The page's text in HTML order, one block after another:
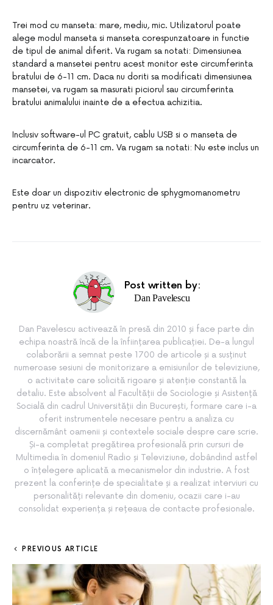
Trei mod cu manseta: mare, mediu, mic. Utilizatorul poate
alege modul manseta si manseta corespunzatoare in functie
de tipul de animal diferit. Va rugam sa notati: Dimensiunea
standard a mansetei pentru acest monitor este circumferinta
bratului de 6-11 cm. Daca nu doriti sa modificati dimensiunea
mansetei, va rugam sa masurati piciorul sau circumferinta
bratului animalului inainte de a efectua achizitia.
Inclusiv software-ul PC gratuit, cablu USB si o manseta de
circumferinta de 6-11 cm. Va rugam sa notati: Nu este inclus un
incarcator.
Este doar un dispozitiv electronic de sphygmomanometru
pentru uz veterinar.
Post written by:
Dan Pavelescu
Dan Pavelescu activează în presă din 2010 și face parte din
echipa noastră încă de la înființarea publicației. De-a lungul
colaborării a semnat peste 1700 de articole și a susținut
numeroase sesiuni de monitorizare a emisiunilor de televiziune,
o activitate care solicită rigoare și atenție constantă la
detaliu. Este absolvent al Facultății de Sociologie și Asistență
Socială din cadrul Universității din București, formare care i-a
oferit instrumentele necesare pentru a analiza cu
discernământ oamenii și contextele sociale despre care scrie.
Și-a completat pregătirea profesională prin cursuri de
Multimedia în domeniul Radio și Televiziune, dobândind astfel
o înțelegere aplicată a mecanismelor din industrie. A fost
prezent la conferințe de specialitate și a realizat interviuri cu
personalități relevante din domeniu, ocazii care i-au
consolidat experiența și rețeaua de contacte profesionale.
PREVIOUS ARTICLE